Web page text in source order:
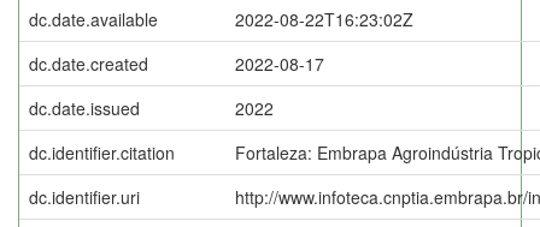
dc.date.available
2022-08-22T16:23:02Z
dc.date.created
2022-08-17
dc.date.issued
2022
dc.identifier.citation
Fortaleza: Embrapa Agroindústria
dc.identifier.uri
http://www.infoteca.cnptia.embrapa.br/